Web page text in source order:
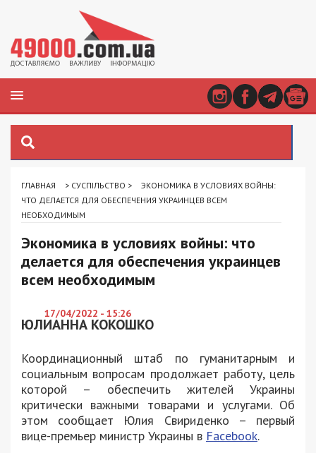
ГЛАВНАЯ > СУСПІЛЬСТВО >
ЭКОНОМИКА В УСЛОВИЯХ ВОЙНЫ:
ЧТО ДЕЛАЕТСЯ ДЛЯ ОБЕСПЕЧЕНИЯ УКРАИНЦЕВ ВСЕМ
НЕОБХОДИМЫМ
Экономика в условиях войны: что
делается для обеспечения украинцев
всем необходимым
17/04/2022 - 15:26
ЮЛИАННА КОКОШКО
Координационный штаб по гуманитарным и
социальным вопросам продолжает работу, цель
которой – обеспечить жителей Украины
критически важными товарами и услугами. Об
этом сообщает Юлия Свириденко – первый
вице-премьер министр Украины в Facebook.